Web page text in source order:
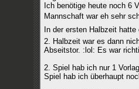
Ich benötige heute noch 6
Mannschaft war eh sehr
In der ersten Halbzeit hatte
2. Halbzeit war es dann
Abseitstor. :lol: Es war
2. Spiel hab ich nur 1
Spiel hab ich überhaupt